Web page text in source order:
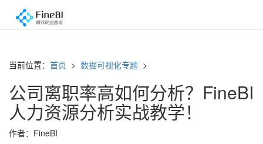
当前位置： 首页 > 数据可视化专题 >
公司离职率高如何分析？FineBI
人力资源分析实战教学！
作者：FineBI